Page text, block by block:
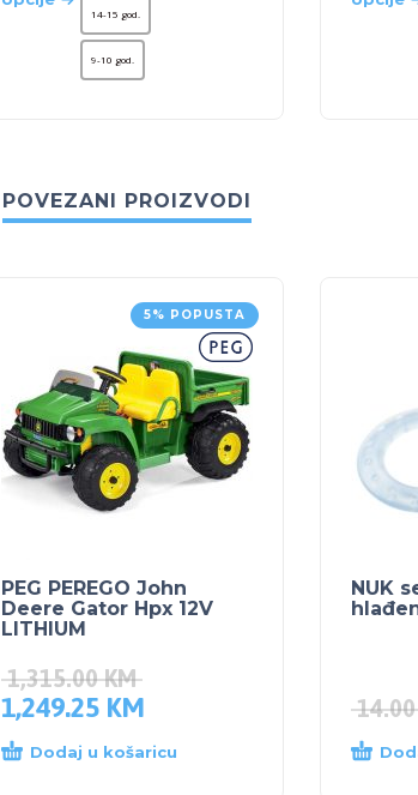
14-15 god.
9-10 god.
POVEZANI PROIZVODI
5% POPUSTA
PEG PEREGO John
Deere Gator Hpx 12V
LITHIUM
1,315.00KM
1,249.25 KM
Dodaj u košaricu
NUK